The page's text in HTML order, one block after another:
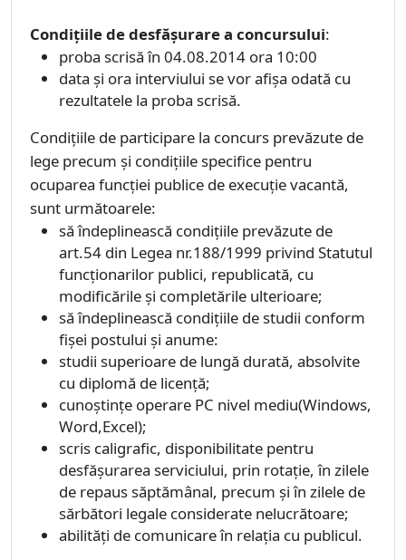
Condiţiile de desfăşurare a concursului:
proba scrisă în 04.08.2014 ora 10:00
data şi ora interviului se vor afişa odată cu
rezultatele la proba scrisă.
Condiţiile de participare la concurs prevăzute de
lege precum şi condiţiile specifice pentru
ocuparea funcţiei publice de execuţie vacantă,
sunt următoarele:
să îndeplinească condiţiile prevăzute de
art.54 din Legea nr.188/1999 privind Statutul
funcţionarilor publici, republicată, cu
modificările şi completările ulterioare;
să îndeplinească condiţiile de studii conform
fişei postului şi anume:
studii superioare de lungă durată, absolvite
cu diplomă de licenţă;
cunoştinţe operare PC nivel mediu(Windows,
Word,Excel);
scris caligrafic, disponibilitate pentru
desfăşurarea serviciului, prin rotaţie, în zilele
de repaus săptămânal, precum şi în zilele de
sărbători legale considerate nelucrătoare;
abilităţi de comunicare în relaţia cu publicul.